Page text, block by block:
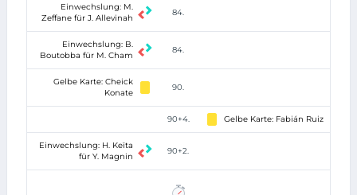
Einwechslung: M.
Zeffane für J. Allevinah
84.
Einwechslung: B.
Boutobba für M. Cham
84.
Gelbe Karte: Cheick
Konate
90.
90+4. Gelbe Karte: Fabián Ruiz
Einwechslung: H. Keïta
für Y. Magnin
90+2.